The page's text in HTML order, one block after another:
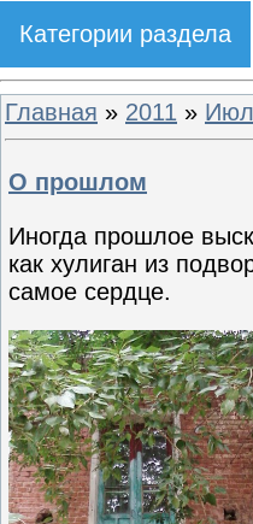
Категории раздела
Главная » 2011 »
О прошлом
Иногда прошлое
как хулиган из
самое сердце.